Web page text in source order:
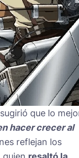
que lo
hacer crecer al
reflejan los